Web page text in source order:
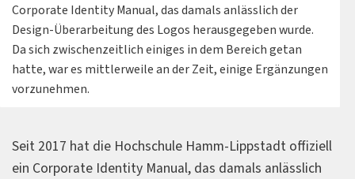
Corporate Identity Manual, das damals anlässlich der
Design-Überarbeitung des Logos herausgegeben wurde.
Da sich zwischenzeitlich einiges in dem Bereich getan
hatte, war es mittlerweile an der Zeit, einige Ergänzungen
vorzunehmen.
Seit 2017 hat die Hochschule Hamm-Lippstadt offiziell
ein Corporate Identity Manual, das damals anlässlich